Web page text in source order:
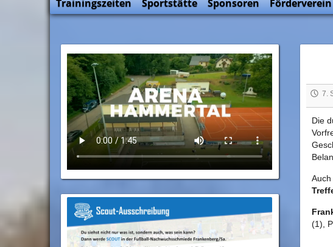
Trainingszeiten
Sportstätte Sponsoren Förderverein
7.
Die
(1),